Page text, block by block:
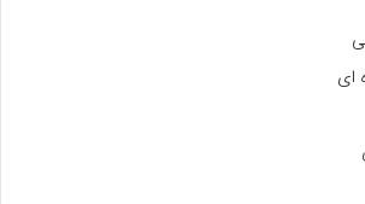
ای